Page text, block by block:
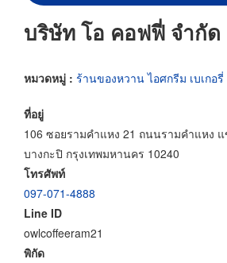
บริษัท โอ คอฟฟี่ จำกัด
หมวดหมู่ : ร้านของหวาน ไอศกรีม เบเกอรี่
ที่อยู่
106 ซอยรามคำแหง 21 ถนนรามคำแหง
บางกะปิ กรุงเทพมหานคร 10240
โทรศัพท์
097-071-4888
Line ID
owlcoffeeram21
พิกัด